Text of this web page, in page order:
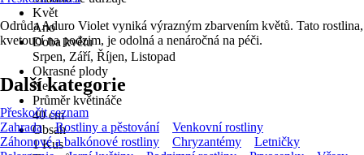
Květ
Ano
Doba květu
Srpen, Září, Říjen, Listopad
Okrasné plody
Ne
Průměr květináče
40 cm
Obsah
1 Kus
Odrůda Aduro Violet vyniká výrazným zbarvením květů. Tato rostlina,
kvetoucí na podzim, je odolná a nenáročná na péči.
Další kategorie
Přeskočit seznam
Zahrada
Rostliny a pěstování
Venkovní rostliny
Záhonové a balkónové rostliny
Chryzantémy
Letničky